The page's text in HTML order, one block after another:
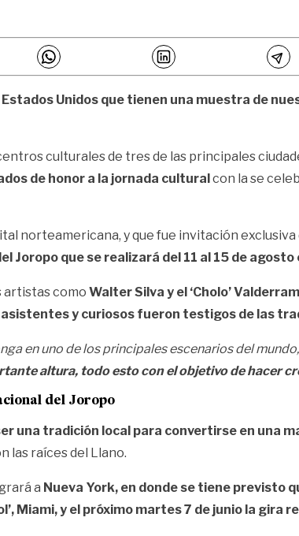
Unidos que tienen una muestra de
culturales de tres de las principales
de honor a la jornada cultural con la se
norteamericana, y que fue invitación
que se realizará del 11 al 15 de agosto
artistas como Walter Silva y el ‘Cholo’
y curiosos fueron testigos de las
en uno de los principales escenarios del
altura, todo esto con el objetivo de hacer
del Joropo
una tradición local para convertirse en una
las raíces del Llano.
a Nueva York, en donde se tiene previsto
Miami, y el próximo martes 7 de junio la gira